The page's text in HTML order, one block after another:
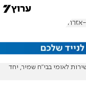
אזרחי
לאומי בבי״ח שמיר, יחד